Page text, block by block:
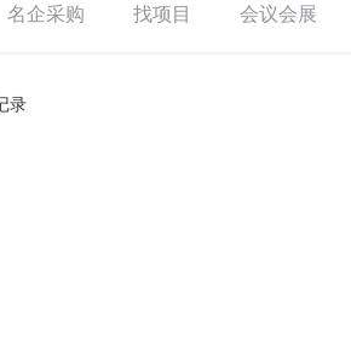
名企采购 找项目 会议会展
录